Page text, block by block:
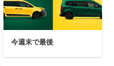
今週末で最後